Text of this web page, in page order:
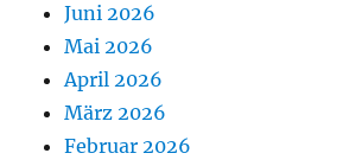
Juni 2026
Mai 2026
April 2026
März 2026
Februar 2026